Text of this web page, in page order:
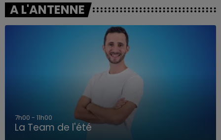
A L'ANTENNE
7h00 - 11h00
La Team de l'été